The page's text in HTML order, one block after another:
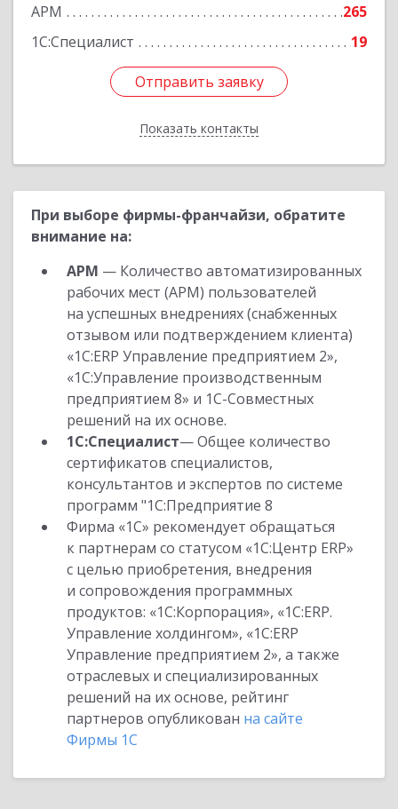
АРМ
265
1С:Специалист
19
Отправить заявку
Показать контакты
Подробнее
Отправить заявку
Назад
При выборе фирмы-франчайзи, обратите
внимание на:
АРМ — Количество автоматизированных
рабочих мест (АРМ) пользователей
на успешных внедрениях (снабженных
отзывом или подтверждением клиента)
«1С:ERP Управление предприятием 2»,
«1С:Управление производственным
предприятием 8» и 1С-Совместных
решений на их основе.
1С:Специалист— Общее количество
сертификатов специалистов,
консультантов и экспертов по системе
программ "1С:Предприятие 8
Фирма «1С» рекомендует обращаться
к партнерам со статусом «1С:Центр ERP»
с целью приобретения, внедрения
и сопровождения программных
продуктов: «1С:Корпорация», «1С:ERP.
Управление холдингом», «1С:ERP
Управление предприятием 2», а также
отраслевых и специализированных
решений на их основе, рейтинг
партнеров опубликован на сайте
Фирмы 1С